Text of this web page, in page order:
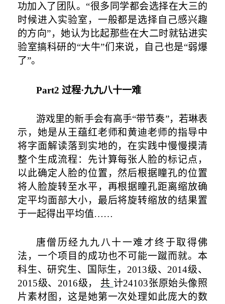
功加入了团队。“很多同学都会选择在大三的
时候进入实验室，一般都是选择自己感兴趣
的方向”，她认为比起那些在大二时就钻进实
验室搞科研的“大牛”们来说，自己也是“弱爆
了”。
Part2 过程·九九八十一难
游戏里的新手会有高手“带节奏”，若琳表
示，她是从王蕴红老师和黄迪老师的指导中
将字面解读落到实地的，在实践中慢慢摸清
整个生成流程：先计算每张人脸的标记点，
以此确定人脸的位置，然后根据瞳孔的位置
将人脸旋转至水平，再根据瞳孔距离缩放确
定平均面部大小，最后将旋转缩放的结果置
于一起得出平均值……
唐僧历经九九八十一难才终于取得佛
法，一个项目的成功也不可能一蹴而就。本
科生、研究生、国际生， 2013级、 2014级、
2015级、 2016级， 共 计24103张原始头像照
片素材图，这是她第一次处理如此庞大的数